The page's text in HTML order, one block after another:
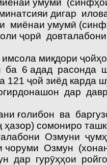
умумӣ
дигар
умумӣ
ҷорӣ
миқдори
ба 6 адад
121 ҷой зиёд карда
дар
ғолибон ва
сомониро
Озмуни
Озмун
дар гурӯҳҳои